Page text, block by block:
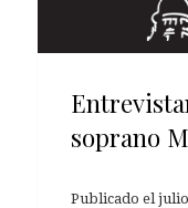
soprano
Publicado el julio